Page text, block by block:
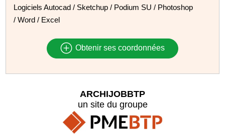
Logiciels Autocad / Sketchup / Podium SU / Photoshop
/ Word / Excel
Obtenir ses coordonnées
ARCHIJOBBTP
un site du groupe